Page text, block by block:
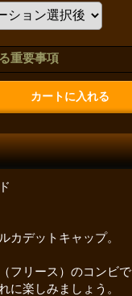
重要事項
カデットキャップ。
フリース）のコンビで
に楽しみましょう。